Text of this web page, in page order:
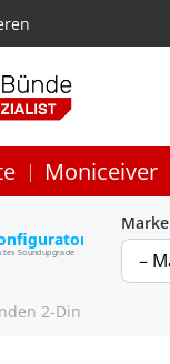
Moniceiver
Soundupgrade
Marke
2-Din